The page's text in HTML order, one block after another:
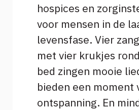
hospices en
voor mensen in de
levensfase. Vier
met vier krukjes
bed zingen mooie
bieden een moment
ontspanning. En